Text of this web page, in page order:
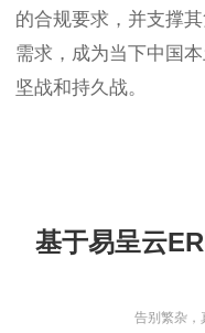
的合规要求，并支撑
需求，成为当下中国
坚战和持久战。
基于易呈云
告别繁杂，